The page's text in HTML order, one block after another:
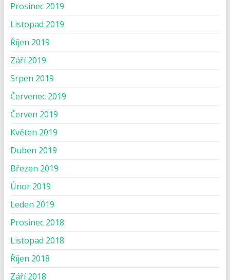
Prosinec 2019
Listopad 2019
Říjen 2019
Září 2019
Srpen 2019
Červenec 2019
Červen 2019
Květen 2019
Duben 2019
Březen 2019
Únor 2019
Leden 2019
Prosinec 2018
Listopad 2018
Říjen 2018
Září 2018